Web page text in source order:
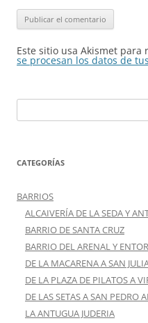
Este sitio usa Akismet para
se procesan los datos de
CATEGORÍAS
BARRIOS
ALCAIVERÍA DE LA SEDA Y
BARRIO DE SANTA CRUZ
BARRIO DEL ARENAL Y
DE LA MACARENA A SAN
DE LA PLAZA DE PILATOS A
DE LAS SETAS A SAN PEDRO
LA ANTUGUA JUDERIA